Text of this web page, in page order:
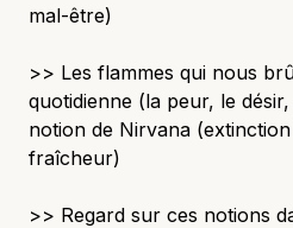
mal-être)
>> Les flammes qui nous
quotidienne (la peur, le
notion de Nirvana
fraîcheur)
>> Regard sur ces notions